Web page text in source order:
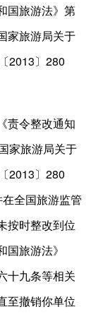
国旅游法》第
家旅游局关于
2013〕280
责令整改通知
家旅游局关于
2013〕280
全国旅游监管
按时整改到位
旅游法》
十九条等相关
至撤销你单位